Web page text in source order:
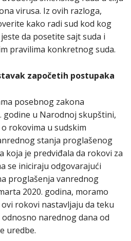
virusa. Iz ovih razloga,
kako radi sud kod kog
da posetite sajt suda i
pravilima konkretnog suda.
započetih postupaka
posebnog zakona
godine u Narodnoj skupštini,
rokovima u sudskim
stanja proglašenog
koja je predviđala da rokovi za
se iniciraju odgovarajući
proglašenja vanrednog
2020. godina, moramo
rokovi nastavljaju da teku
odnosno narednog dana od
uredbe.